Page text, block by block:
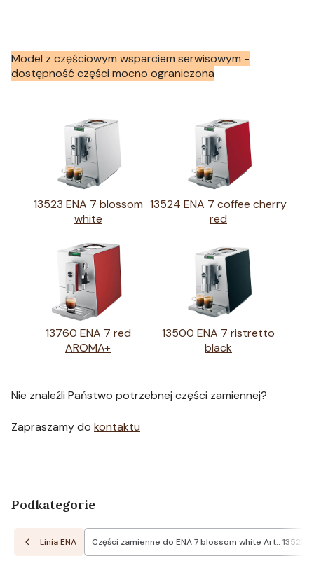
Model z częściowym wsparciem serwisowym -
dostępność części mocno ograniczona
13523 ENA 7 blossom
white
13524 ENA 7 coffee cherry
red
13760 ENA 7 red
AROMA+
13500 ENA 7 ristretto
black
Nie znaleźli Państwo potrzebnej części zamiennej?
Zapraszamy do kontaktu
Podkategorie
Linia ENA Części zamienne do ENA 7 blossom white Art.: 13523